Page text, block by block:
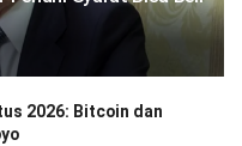
2026: Bitcoin dan